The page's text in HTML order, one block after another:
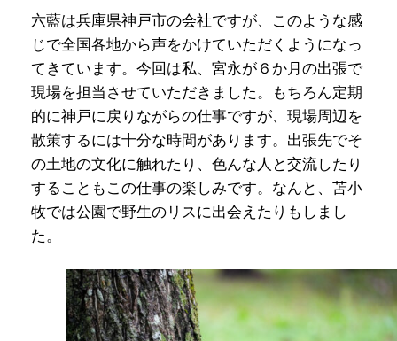
六藍は兵庫県神戸市の会社ですが、このような感
じで全国各地から声をかけていただくようになっ
てきています。今回は私、宮永が６か月の出張で
現場を担当させていただきました。もちろん定期
的に神戸に戻りながらの仕事ですが、現場周辺を
散策するには十分な時間があります。出張先でそ
の土地の文化に触れたり、色んな人と交流したり
することもこの仕事の楽しみです。なんと、苫小
牧では公園で野生のリスに出会えたりもしまし
た。